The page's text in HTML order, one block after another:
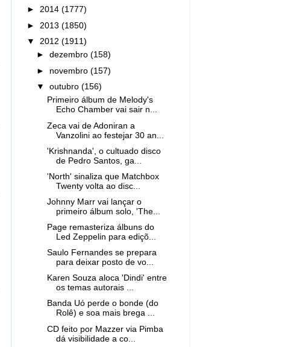
► 2014 (1777)
► 2013 (1850)
▼ 2012 (1911)
►dezembro(158)
► novembro(157)
▼outubro(156)
Primeiro álbum de Melody's
Echo Chamber vai sair n...
Zeca vai de Adoniran a
Vanzolini ao festejar 30 an...
'Krishnanda', o cultuado disco
de Pedro Santos, ga...
'North' sinaliza que Matchbox
Twenty volta ao disc...
Johnny Marr vai lançar o
primeiro álbum solo, 'The...
Page remasteriza álbuns do
Led Zeppelin para ediçõ...
Saulo Fernandes se prepara
para deixar posto de vo...
Karen Souza aloca 'Dindi' entre
os temas autorais ...
Banda Uó perde o bonde (do
Rolê) e soa mais brega ...
CD feito por Mazzer via Pimba
dá visibilidade a co...